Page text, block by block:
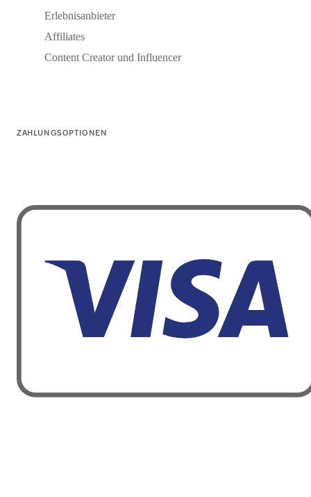
Erlebnisanbieter
Affiliates
Content Creator und Influencer
ZAHLUNGSOPTIONEN